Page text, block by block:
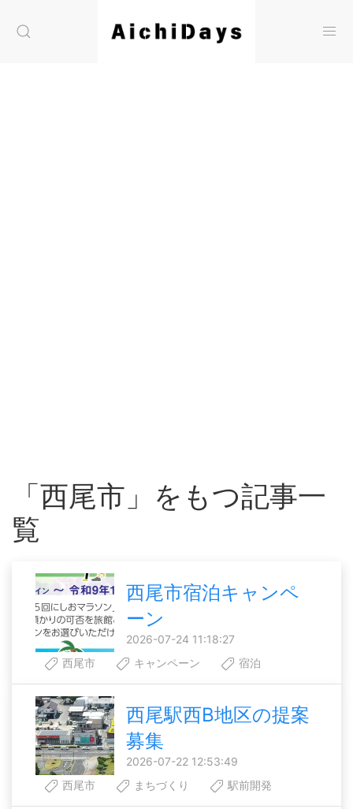
「西尾市」をもつ記事一
覧
西尾市宿泊キャンペ
ーン
2026-07-24 11:18:27
西尾市
キャンペーン 宿泊
西尾駅西B地区の提案
募集
2026-07-22 12:53:49
西尾市
まちづくり 駅前開発